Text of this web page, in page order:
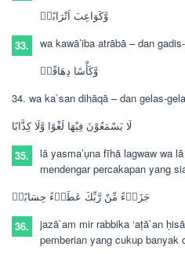
وَّكَوَاعِبَ اَتْرَابًاۙ
33.
wa kawā’iba atrābā –dan
وَّكَأْسًا دِهَاقًاۗ
34. wa ka`san dihāqā –dan gelas-
لَا يَسْمَعُوْنَ فِيْهَا لَغْوًا وَّلَا كِذَّابًا
35.
lā yasma’ụna fīhā lagwaw wa
mendengar percakapan yang
جَزَاۤءً مِّنْ رَّبِّكَ عَطَاۤءً حِسَابًاۙ
36.
jazā`am mir rabbika ‘aṭā`an
pemberian yang cukup banyak